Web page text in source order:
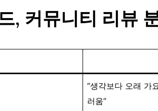
, 커뮤니티 리뷰
“생각보다 오래 가
러움”